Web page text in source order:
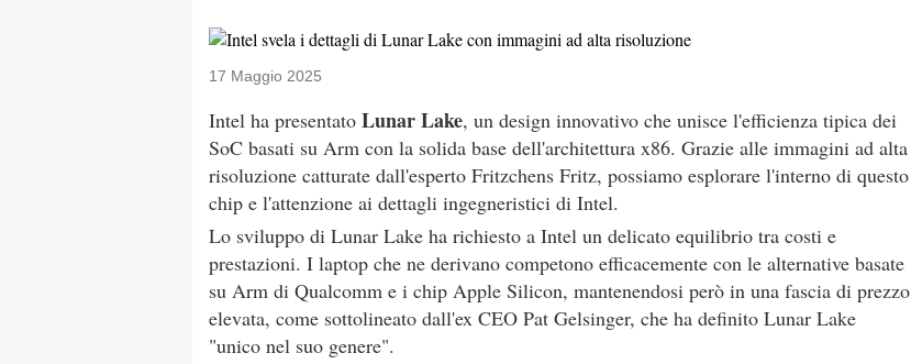
17 Maggio 2025
Intel ha presentato Lunar Lake, un design innovativo che unisce l'efficienza tipica dei
SoC basati su Arm con la solida base dell'architettura x86. Grazie alle immagini ad alta
risoluzione catturate dall'esperto Fritzchens Fritz, possiamo esplorare l'interno di questo
chip e l'attenzione ai dettagli ingegneristici di Intel.
Lo sviluppo di Lunar Lake ha richiesto a Intel un delicato equilibrio tra costi e
prestazioni. I laptop che ne derivano competono efficacemente con le alternative basate
su Arm di Qualcomm e i chip Apple Silicon, mantenendosi però in una fascia di prezzo
elevata, come sottolineato dall'ex CEO Pat Gelsinger, che ha definito Lunar Lake
"unico nel suo genere".